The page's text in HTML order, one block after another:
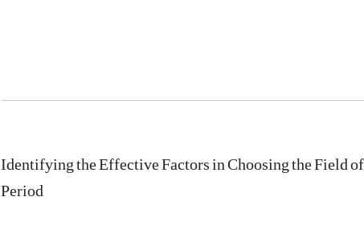
Identifying the Effective Factors in Choosing the Field
Period